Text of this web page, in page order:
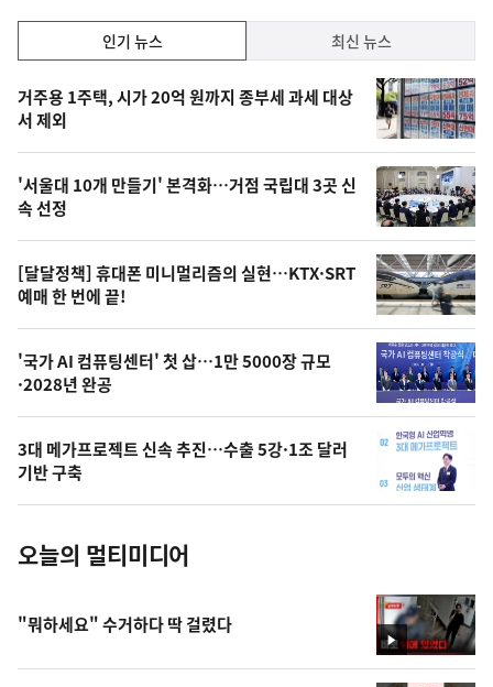
승
기,
최
신,
오
늘
의
영
상
오
늘
사
진
인기 뉴스 최신 뉴스
기
뉴
스
거주용 1주택, 시가 20억 원까지 종부세 과세 대상
서 제외
'서울대 10개 만들기' 본격화…거점 국립대 3곳 신
속 선정
[달달정책] 휴대폰 미니멀리즘의 실현…KTX·SRT
예매 한 번에 끝!
'국가 AI 컴퓨팅센터' 첫 삽…1만 5000장 규모
·2028년 완공
3대 메가프로젝트 신속 추진…수출 5강·1조 달러
기반 구축
오늘의 멀티미디어
영
상
"뭐하세요" 수거하다 딱 걸렸다